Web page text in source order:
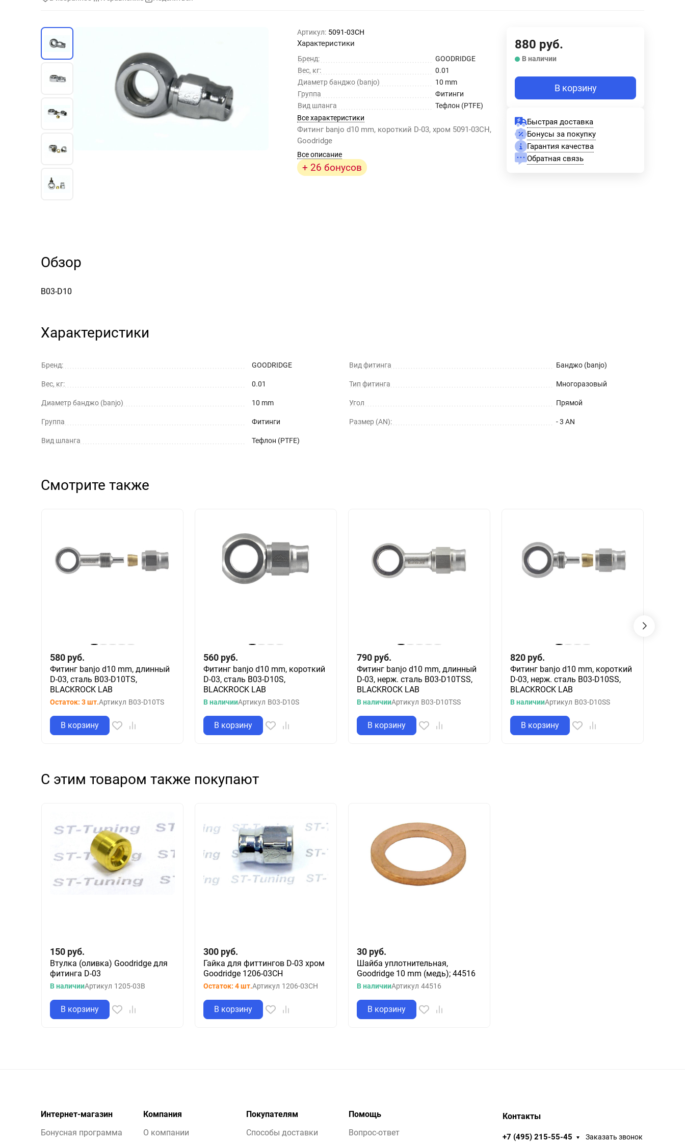
Артикул: 5091-03CH
Характеристики
Бренд:
GOODRIDGE
Вес, кг:
0.01
Диаметр банджо (banjo)
10 mm
Группа
Фитинги
Вид шланга
Тефлон (PTFE)
Все характеристики
Фитинг banjo d10 mm, короткий D-03, хром 5091-03CH,
Goodridge
Все описание
+ 26 бонусов
880 руб.
В наличии
В корзину
Быстрая доставка
Бонусы за покупку
Гарантия качества
Обратная связь
Обзор
B03-D10
Характеристики
Бренд: GOODRIDGE
Вес, кг: 0.01
Диаметр банджо (banjo) 10 mm
Группа Фитинги
Вид шланга Тефлон (PTFE)
Вид фитинга Банджо (banjo)
Тип фитинга Многоразовый
Угол Прямой
Размер (AN): - 3 AN
Смотрите также
580 руб.
Фитинг banjo d10 mm, длинный
D-03, сталь B03-D10TS,
BLACKROCK LAB
Остаток: 3 шт.Артикул B03-D10TS
В корзину
560 руб.
Фитинг banjo d10 mm, короткий
D-03, сталь B03-D10S,
BLACKROCK LAB
В наличииАртикул B03-D10S
В корзину
790 руб.
Фитинг banjo d10 mm, длинный
D-03, нерж. сталь B03-D10TSS,
BLACKROCK LAB
В наличииАртикул B03-D10TSS
В корзину
820 руб.
Фитинг banjo d10 mm, короткий
D-03, нерж. сталь B03-D10SS,
BLACKROCK LAB
В наличииАртикул B03-D10SS
В корзину
С этим товаром также покупают
150 руб.
Втулка (оливка) Goodridge для
фитинга D-03
В наличииАртикул 1205-03B
В корзину
300 руб.
Гайка для фиттингов D-03 хром
Goodridge 1206-03CH
Остаток: 4 шт.Артикул 1206-03CH
В корзину
30 руб.
Шайба уплотнительная,
Goodridge 10 mm (медь); 44516
В наличииАртикул 44516
В корзину
Интернет-магазин
Бонусная программа
Компания
О компании
Покупателям
Способы доставки
Помощь
Вопрос-ответ
Контакты
+7 (495) 215-55-45 Заказать звонок